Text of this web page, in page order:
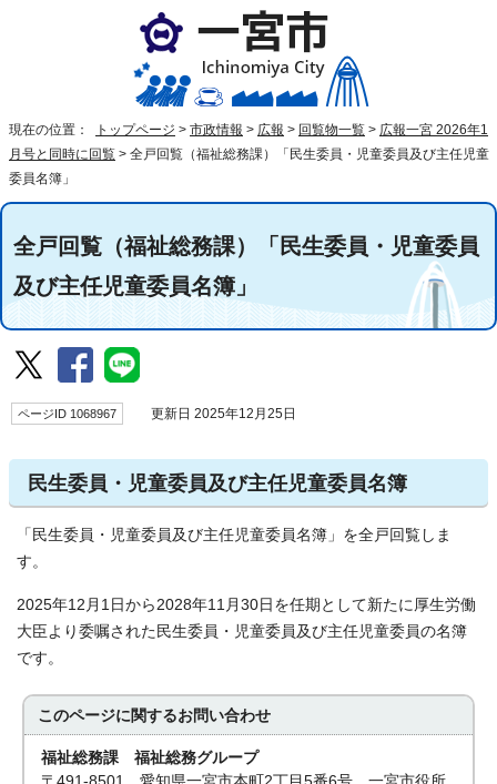
現在の位置： トップページ > 市政情報 > 広報 > 回覧物一覧 > 広報一宮 2026年1
月号と同時に回覧 > 全戸回覧（福祉総務課）「民生委員・児童委員及び主任児童
委員名簿」
全戸回覧（福祉総務課）「民生委員・児童委員
及び主任児童委員名簿」
ページID 1068967 更新日 2025年12月25日
民生委員・児童委員及び主任児童委員名簿
「民生委員・児童委員及び主任児童委員名簿」を全戸回覧しま
す。
2025年12月1日から2028年11月30日を任期として新たに厚生労働
大臣より委嘱された民生委員・児童委員及び主任児童委員の名簿
です。
このページに関するお問い合わせ
福祉総務課 福祉総務グループ